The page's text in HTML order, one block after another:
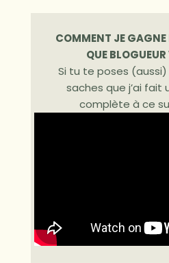
COMMENT JE
QUE
Si tu te poses
saches que j’ai fait
complète à ce